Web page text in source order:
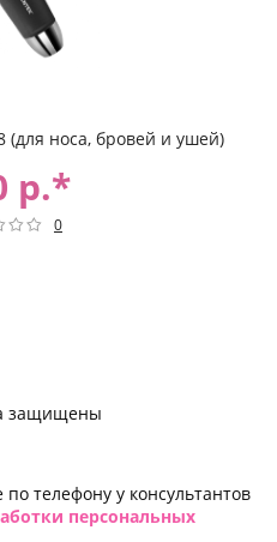
(для носа, бровей и ушей)
р.*
0
защищены
телефону у консультантов
персональных